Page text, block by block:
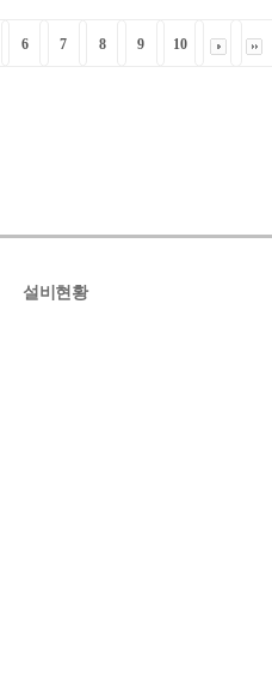
6 7 8 9 10
설비현황